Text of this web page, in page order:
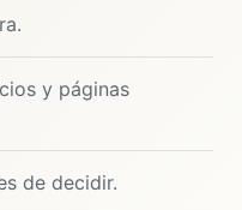
y páginas
de decidir.